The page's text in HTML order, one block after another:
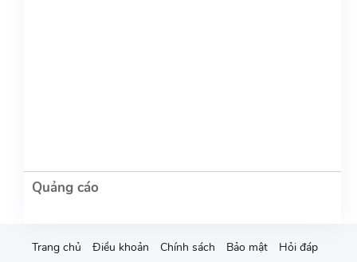
Trang chủ Điều khoản Chính sách Bảo mật
Hỏi đáp